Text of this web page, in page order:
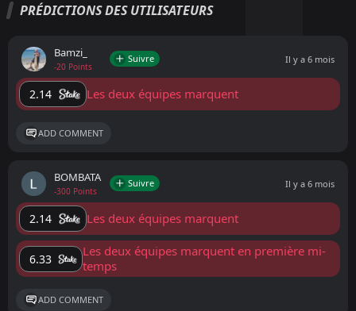
PRÉDICTIONS DES UTILISATEURS
Bamzi_
-20 Points
Suivre Il y a 6 mois
2.14 Les deux équipes marquent
ADD COMMENT
BOMBATA
-300 Points
Suivre Il y a 6 mois
2.14 Les deux équipes marquent
6.33
Les deux équipes marquent en première mi-
temps
ADD COMMENT